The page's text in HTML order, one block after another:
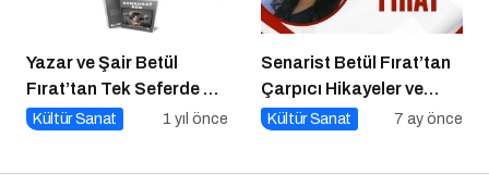
Yazar ve Şair Betül
Fırat’tan Tek Seferde 7
Kitap Müjdesi
Kültür Sanat 1 yıl önce
Senarist Betül Fırat’tan
Çarpıcı Hikayeler ve
Şarkılar
Kültür Sanat 7 ay önce